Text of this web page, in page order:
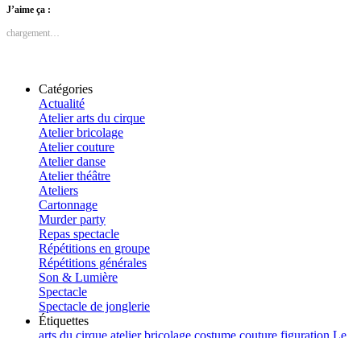
J’aime ça :
chargement…
Catégories
Actualité
Atelier arts du cirque
Atelier bricolage
Atelier couture
Atelier danse
Atelier théâtre
Ateliers
Cartonnage
Murder party
Repas spectacle
Répétitions en groupe
Répétitions générales
Son & Lumière
Spectacle
Spectacle de jonglerie
Étiquettes